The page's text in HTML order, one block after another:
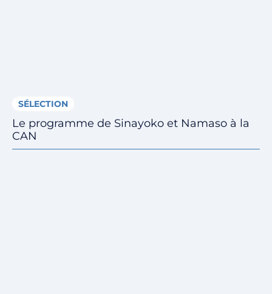
SÉLECTION
Le programme de Sinayoko et Namaso à la
CAN